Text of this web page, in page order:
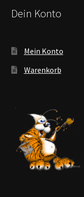
Dein Konto
Mein Konto
Warenkorb